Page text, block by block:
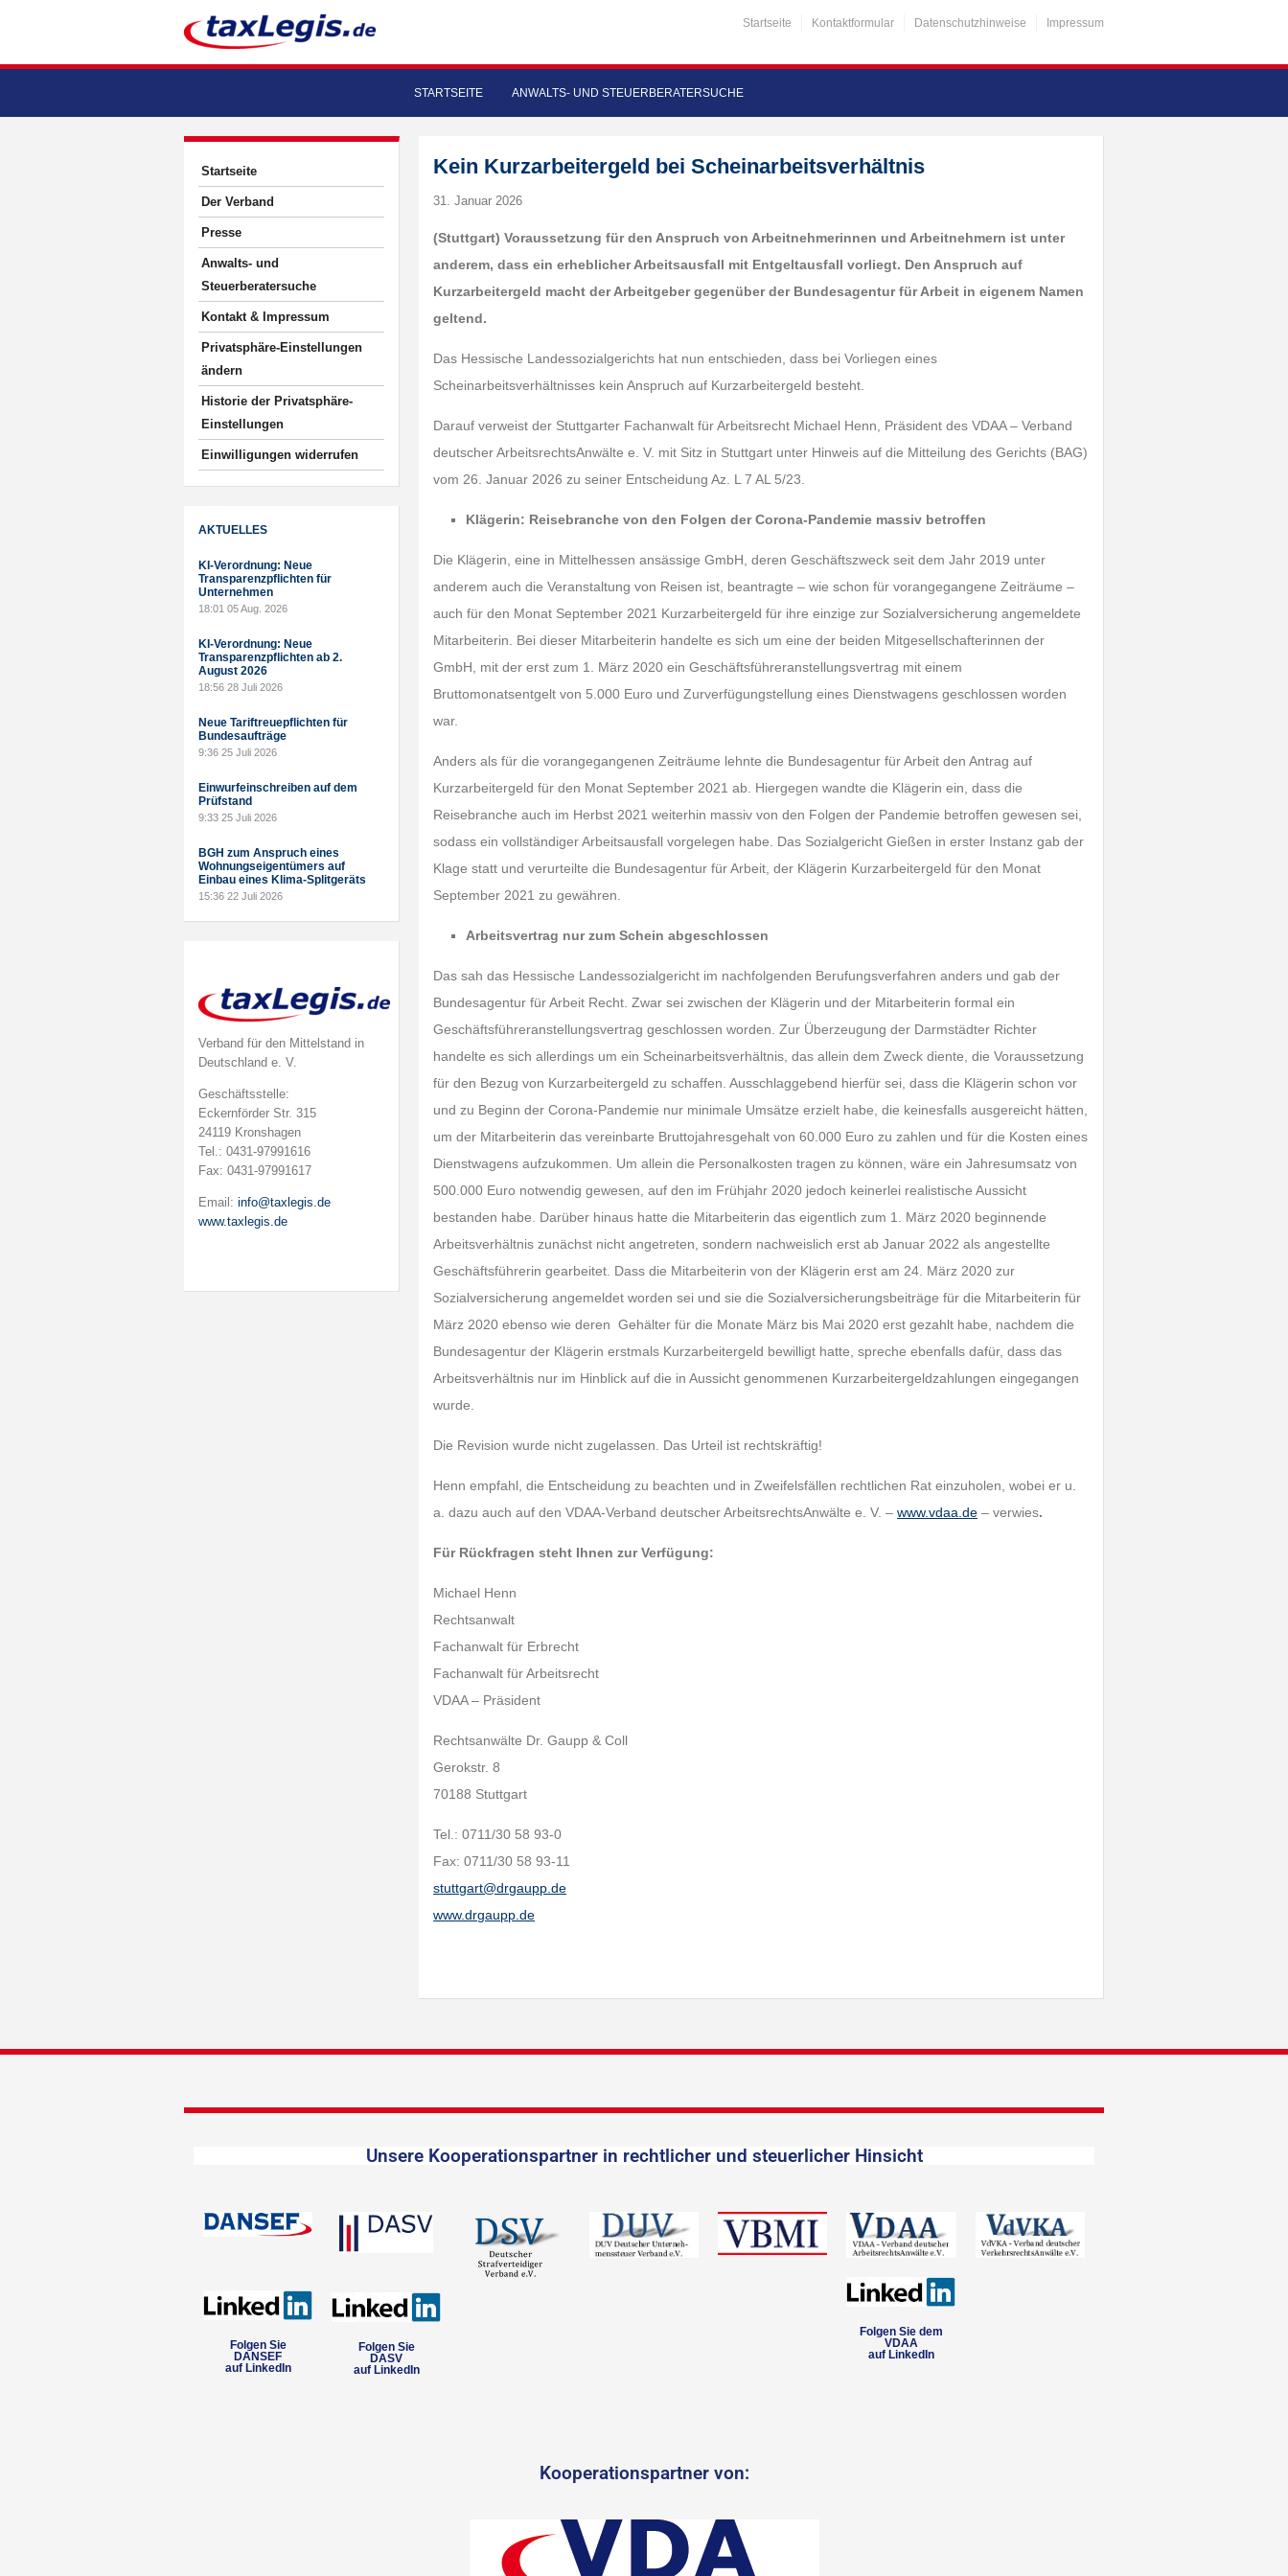
Startseite Kontaktformular Datenschutzhinweise Impressum
STARTSEITE ANWALTS- UND STEUERBERATERSUCHE
Startseite
Der Verband
Presse
Anwalts- und
Steuerberatersuche
Kontakt & Impressum
Privatsphäre-Einstellungen
ändern
Historie der Privatsphäre-
Einstellungen
Einwilligungen widerrufen
AKTUELLES
KI-Verordnung: Neue
Transparenzpflichten für
Unternehmen
18:01 05 Aug. 2026
KI-Verordnung: Neue
Transparenzpflichten ab 2.
August 2026
18:56 28 Juli 2026
Neue Tariftreuepflichten für
Bundesaufträge
9:36 25 Juli 2026
Einwurfeinschreiben auf dem
Prüfstand
9:33 25 Juli 2026
BGH zum Anspruch eines
Wohnungseigentümers auf
Einbau eines Klima-Splitgeräts
15:36 22 Juli 2026
Verband für den Mittelstand in
Deutschland e. V.
Geschäftsstelle:
Eckernförder Str. 315
24119 Kronshagen
Tel.: 0431-97991616
Fax: 0431-97991617
Email: info@taxlegis.de
www.taxlegis.de
Kein Kurzarbeitergeld bei Scheinarbeitsverhältnis
31. Januar 2026
(Stuttgart) Voraussetzung für den Anspruch von Arbeitnehmerinnen und Arbeitnehmern ist unter
anderem, dass ein erheblicher Arbeitsausfall mit Entgeltausfall vorliegt. Den Anspruch auf
Kurzarbeitergeld macht der Arbeitgeber gegenüber der Bundesagentur für Arbeit in eigenem Namen
geltend.
Das Hessische Landessozialgerichts hat nun entschieden, dass bei Vorliegen eines
Scheinarbeitsverhältnisses kein Anspruch auf Kurzarbeitergeld besteht.
Darauf verweist der Stuttgarter Fachanwalt für Arbeitsrecht Michael Henn, Präsident des VDAA – Verband
deutscher ArbeitsrechtsAnwälte e. V. mit Sitz in Stuttgart unter Hinweis auf die Mitteilung des Gerichts (BAG)
vom 26. Januar 2026 zu seiner Entscheidung Az. L 7 AL 5/23.
Klägerin: Reisebranche von den Folgen der Corona-Pandemie massiv betroffen
Die Klägerin, eine in Mittelhessen ansässige GmbH, deren Geschäftszweck seit dem Jahr 2019 unter
anderem auch die Veranstaltung von Reisen ist, beantragte – wie schon für vorangegangene Zeiträume –
auch für den Monat September 2021 Kurzarbeitergeld für ihre einzige zur Sozialversicherung angemeldete
Mitarbeiterin. Bei dieser Mitarbeiterin handelte es sich um eine der beiden Mitgesellschafterinnen der
GmbH, mit der erst zum 1. März 2020 ein Geschäftsführeranstellungsvertrag mit einem
Bruttomonatsentgelt von 5.000 Euro und Zurverfügungstellung eines Dienstwagens geschlossen worden
war.
Anders als für die vorangegangenen Zeiträume lehnte die Bundesagentur für Arbeit den Antrag auf
Kurzarbeitergeld für den Monat September 2021 ab. Hiergegen wandte die Klägerin ein, dass die
Reisebranche auch im Herbst 2021 weiterhin massiv von den Folgen der Pandemie betroffen gewesen sei,
sodass ein vollständiger Arbeitsausfall vorgelegen habe. Das Sozialgericht Gießen in erster Instanz gab der
Klage statt und verurteilte die Bundesagentur für Arbeit, der Klägerin Kurzarbeitergeld für den Monat
September 2021 zu gewähren.
Arbeitsvertrag nur zum Schein abgeschlossen
Das sah das Hessische Landessozialgericht im nachfolgenden Berufungsverfahren anders und gab der
Bundesagentur für Arbeit Recht. Zwar sei zwischen der Klägerin und der Mitarbeiterin formal ein
Geschäftsführeranstellungsvertrag geschlossen worden. Zur Überzeugung der Darmstädter Richter
handelte es sich allerdings um ein Scheinarbeitsverhältnis, das allein dem Zweck diente, die Voraussetzung
für den Bezug von Kurzarbeitergeld zu schaffen. Ausschlaggebend hierfür sei, dass die Klägerin schon vor
und zu Beginn der Corona-Pandemie nur minimale Umsätze erzielt habe, die keinesfalls ausgereicht hätten,
um der Mitarbeiterin das vereinbarte Bruttojahresgehalt von 60.000 Euro zu zahlen und für die Kosten eines
Dienstwagens aufzukommen. Um allein die Personalkosten tragen zu können, wäre ein Jahresumsatz von
500.000 Euro notwendig gewesen, auf den im Frühjahr 2020 jedoch keinerlei realistische Aussicht
bestanden habe. Darüber hinaus hatte die Mitarbeiterin das eigentlich zum 1. März 2020 beginnende
Arbeitsverhältnis zunächst nicht angetreten, sondern nachweislich erst ab Januar 2022 als angestellte
Geschäftsführerin gearbeitet. Dass die Mitarbeiterin von der Klägerin erst am 24. März 2020 zur
Sozialversicherung angemeldet worden sei und sie die Sozialversicherungsbeiträge für die Mitarbeiterin für
März 2020 ebenso wie deren Gehälter für die Monate März bis Mai 2020 erst gezahlt habe, nachdem die
Bundesagentur der Klägerin erstmals Kurzarbeitergeld bewilligt hatte, spreche ebenfalls dafür, dass das
Arbeitsverhältnis nur im Hinblick auf die in Aussicht genommenen Kurzarbeitergeldzahlungen eingegangen
wurde.
Die Revision wurde nicht zugelassen. Das Urteil ist rechtskräftig!
Henn empfahl, die Entscheidung zu beachten und in Zweifelsfällen rechtlichen Rat einzuholen, wobei er u.
a. dazu auch auf den VDAA-Verband deutscher ArbeitsrechtsAnwälte e. V. –www.vdaa.de – verwies.
Für Rückfragen steht Ihnen zur Verfügung:
Michael Henn
Rechtsanwalt
Fachanwalt für Erbrecht
Fachanwalt für Arbeitsrecht
VDAA – Präsident
Rechtsanwälte Dr. Gaupp & Coll
Gerokstr. 8
70188 Stuttgart
Tel.: 0711/30 58 93-0
Fax: 0711/30 58 93-11
stuttgart@drgaupp.de
www.drgaupp.de
Unsere Kooperationspartner in rechtlicher und steuerlicher Hinsicht
Folgen Sie
DANSEF
auf LinkedIn
Folgen Sie
DASV
auf LinkedIn
Folgen Sie dem
VDAA
auf LinkedIn
Kooperationspartner von: